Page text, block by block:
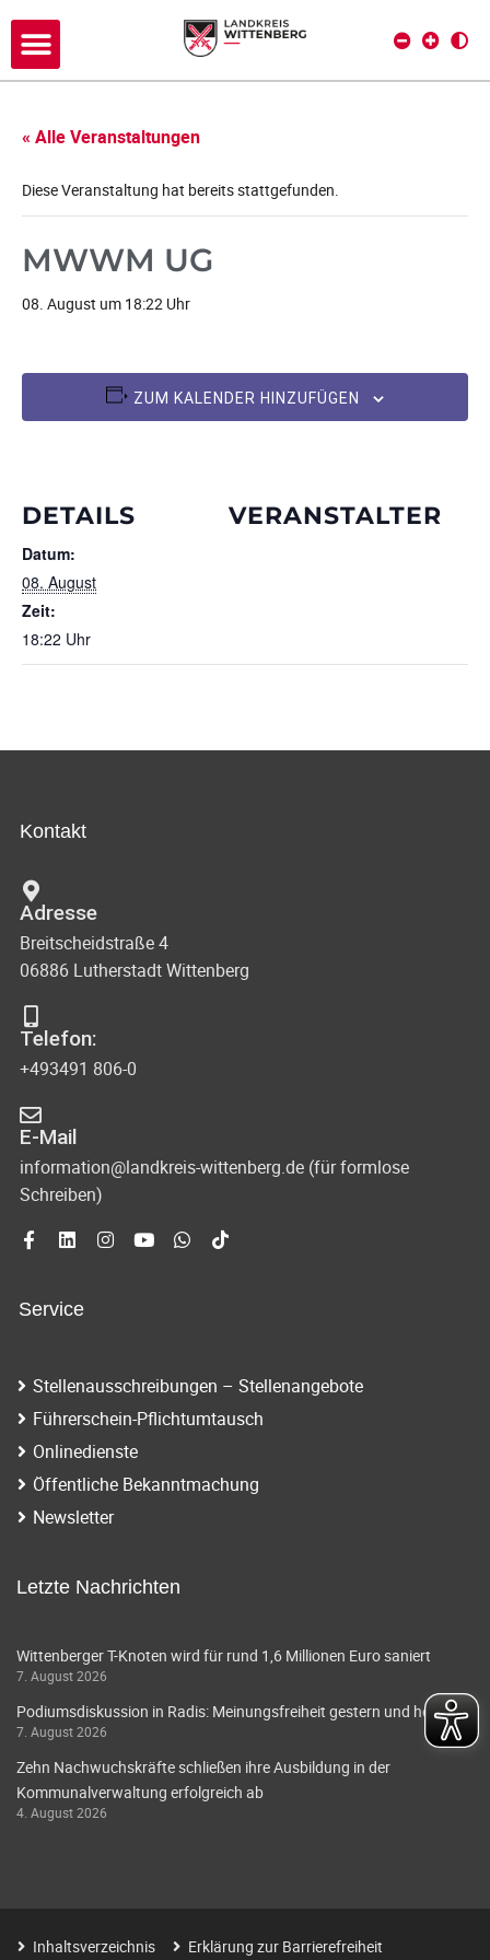
« Alle Veranstaltungen
Diese Veranstaltung hat bereits stattgefunden.
MWWM UG
08. August um 18:22 Uhr
ZUM KALENDER HINZUFÜGEN
DETAILS
Datum:
08. August
Zeit:
18:22 Uhr
VERANSTALTER
Kontakt
Adresse
Breitscheidstraße 4
06886 Lutherstadt Wittenberg
Telefon:
+493491 806-0
E-Mail
information@landkreis-wittenberg.de (für formlose
Schreiben)
Service
Stellenausschreibungen – Stellenangebote
Führerschein-Pflichtumtausch
Onlinedienste
Öffentliche Bekanntmachung
Newsletter
Letzte Nachrichten
Wittenberger T-Knoten wird für rund 1,6 Millionen Euro saniert
7. August 2026
Podiumsdiskussion in Radis: Meinungsfreiheit gestern und heute
7. August 2026
Zehn Nachwuchskräfte schließen ihre Ausbildung in der
Kommunalverwaltung erfolgreich ab
4. August 2026
Inhaltsverzeichnis Erklärung zur Barrierefreiheit